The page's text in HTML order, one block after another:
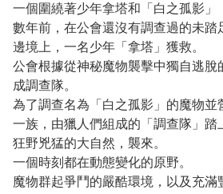
一個圍繞著少年拿塔和「白之孤影」
數年前，在公會還沒有調查過的未踏
邊境上，一名少年「拿塔」獲救。
公會根據從神秘魔物襲擊中獨自逃脫
成調查隊。
為了調查名為「白之孤影」的魔物並
一族，由獵人們組成的「調查隊」踏
狂野兇猛的大自然，襲來。
一個時刻都在動態變化的原野。
魔物群起爭鬥的嚴酷環境，以及充滿